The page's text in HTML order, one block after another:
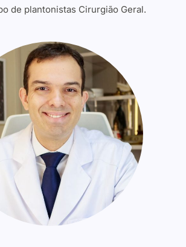
de plantonistas Cirurgião Geral.